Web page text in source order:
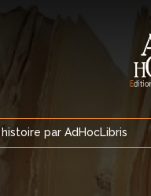
par AdHocLibris